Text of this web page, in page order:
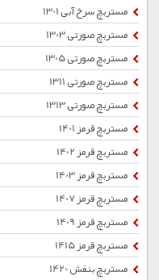
مستربچ سرخ آبی 1301
مستربچ صورتی 1303
مستربچ صورتی 1305
مستربچ صورتی 1311
مستربچ صورتی 1313
مستربچ قرمز 1401
مستربچ قرمز 1402
مستربچ قرمز 1403
مستربچ قرمز 1407
مستربچ قرمز 1409
مستربچ قرمز 1415
مستربچ بنفش 1420